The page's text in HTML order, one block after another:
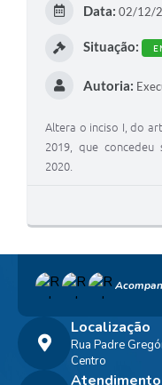
Data: 02/12/
Situação:
Autoria:
Altera o inciso I, do
2019, que concedeu
2020.
Localização
Rua Padre
Centro
Atendimento